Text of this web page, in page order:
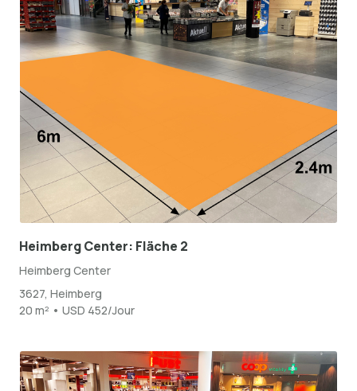
Heimberg Center: Fläche 2
Heimberg Center
3627, Heimberg
20 m² • USD 452/Jour